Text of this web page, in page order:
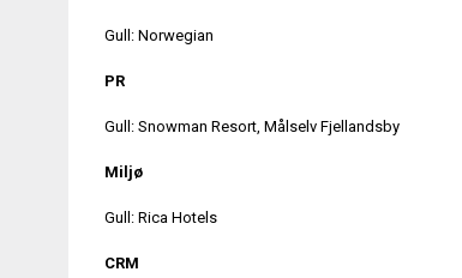
Gull: Norwegian
PR
Gull: Snowman Resort, Målselv Fjellandsby
Miljø
Gull: Rica Hotels
CRM